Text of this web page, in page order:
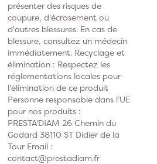
présenter des risques de
coupure, d'écrasement ou
d'autres blessures. En cas de
blessure, consultez un médecin
immédiatement. Recyclage et
élimination : Respectez les
réglementations locales pour
l'élimination de ce produit
Personne responsable dans l’UE
pour nos produits :
PRESTA'DIAM 26 Chemin du
Godard 38110 ST Didier de la
Tour Email :
contact@prestadiam.fr